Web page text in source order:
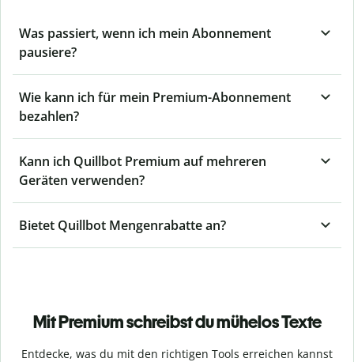
Was passiert, wenn ich mein Abonnement
pausiere?
Wie kann ich für mein Premium-Abonnement
bezahlen?
Kann ich Quillbot Premium auf mehreren
Geräten verwenden?
Bietet Quillbot Mengenrabatte an?
Mit Premium schreibst du mühelos Texte
Entdecke, was du mit den richtigen Tools erreichen kannst